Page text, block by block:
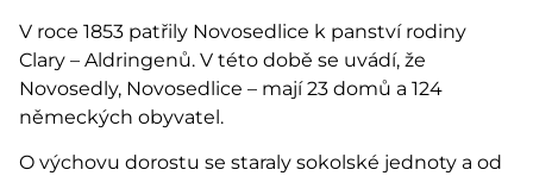
V roce 1853 patřily Novosedlice k panství rodiny
Clary – Aldringenů. V této době se uvádí, že
Novosedly, Novosedlice – mají 23 domů a 124
německých obyvatel.
O výchovu dorostu se staraly sokolské jednoty a od